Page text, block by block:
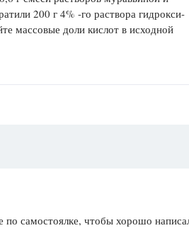
Цветков Л. А.
200 г 4% -го раствора гидрокси-
массовые доли кислот в исходной
по самостоялке, чтобы хорошо